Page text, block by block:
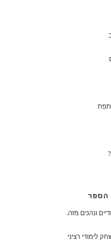
הספר
ונהנים מזה.